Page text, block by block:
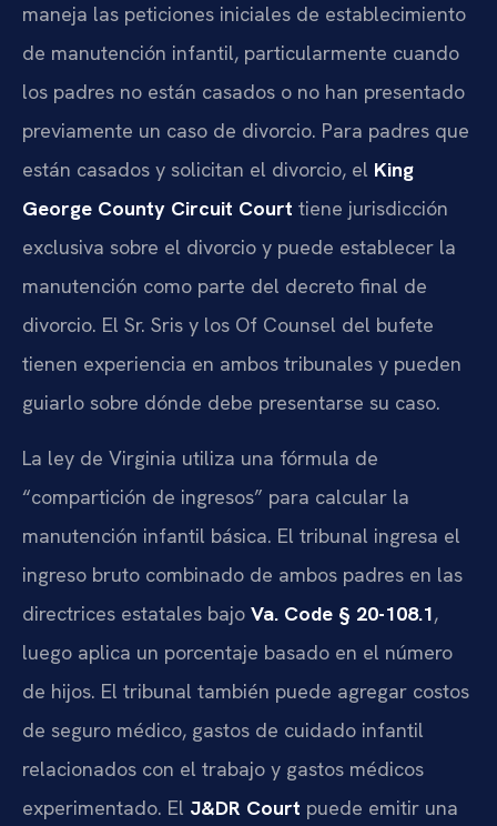
maneja las peticiones iniciales de establecimiento
de manutención infantil, particularmente cuando
los padres no están casados o no han presentado
previamente un caso de divorcio. Para padres que
están casados y solicitan el divorcio, el King
George County Circuit Court tiene jurisdicción
exclusiva sobre el divorcio y puede establecer la
manutención como parte del decreto final de
divorcio. El Sr. Sris y los Of Counsel del bufete
tienen experiencia en ambos tribunales y pueden
guiarlo sobre dónde debe presentarse su caso.
La ley de Virginia utiliza una fórmula de
“compartición de ingresos” para calcular la
manutención infantil básica. El tribunal ingresa el
ingreso bruto combinado de ambos padres en las
directrices estatales bajo Va. Code § 20-108.1,
luego aplica un porcentaje basado en el número
de hijos. El tribunal también puede agregar costos
de seguro médico, gastos de cuidado infantil
relacionados con el trabajo y gastos médicos
experimentado. El J&DR Court puede emitir una